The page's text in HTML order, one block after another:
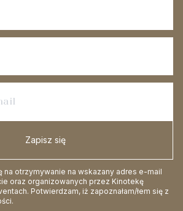
Zapisz się
na otrzymywanie na wskazany adres e-mail
oraz organizowanych przez Kinotekę
Potwierdzam, iż zapoznałam/łem się z
.